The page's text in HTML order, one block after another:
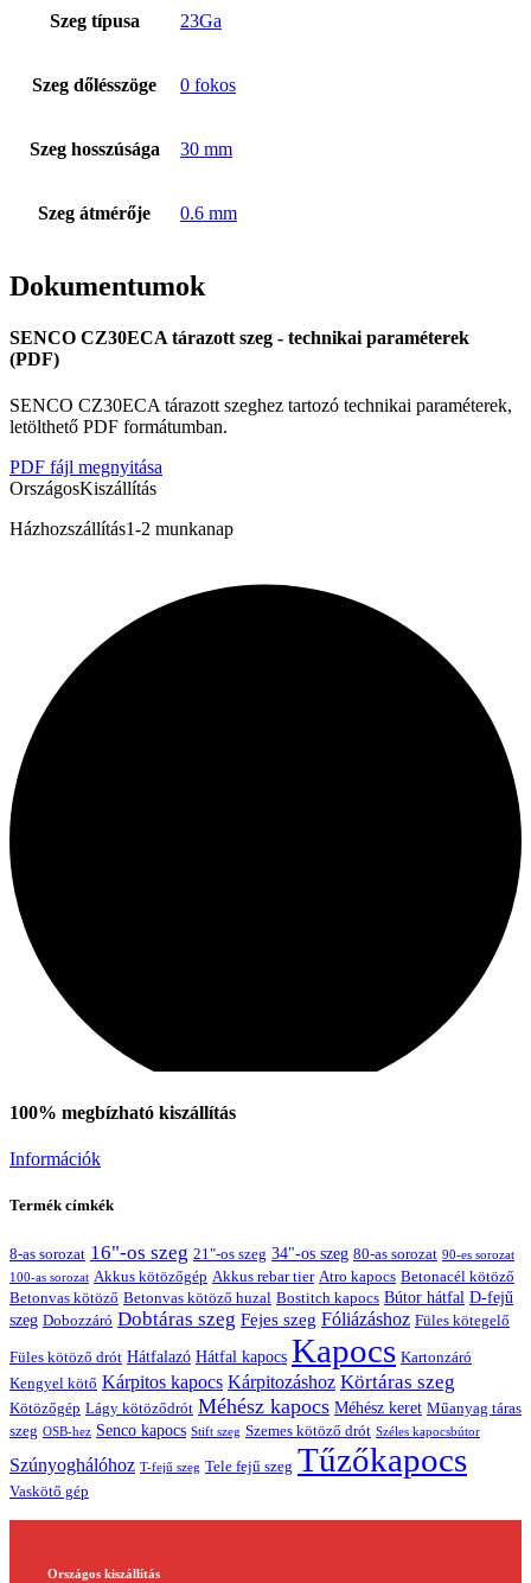
Rólunk
Szeg típusa 23Ga
Szeg dőlésszöge 0 fokos
Szeg hosszúsága 30 mm
Szeg átmérője 0.6 mm
Dokumentumok
SENCO CZ30ECA tárazott szeg - technikai paraméterek
(PDF)
SENCO CZ30ECA tárazott szeghez tartozó technikai paraméterek,
letölthető PDF formátumban.
PDF fájl megnyitása
OrszágosKiszállítás
Házhozszállítás1-2 munkanap
100% megbízható kiszállítás
Információk
Termék címkék
8-as sorozat 16"-os szeg 21"-os szeg 34"-os szeg 80-as sorozat 90-es sorozat
100-as sorozat Akkus kötözőgép Akkus rebar tier Atro kapocs Betonacél kötöző
Betonvas kötöző Betonvas kötöző huzal Bostitch kapocs Bútor hátfal D-fejű
szeg Dobozzáró Dobtáras szeg Fejes szeg Fóliázáshoz Füles kötegelő
Füles kötöző drót Hátfalazó Hátfal kapocs Kapocs Kartonzáró
Kengyel kötő Kárpitos kapocs Kárpitozáshoz Körtáras szeg
Kötözőgép Lágy kötöződrót Méhész kapocs Méhész keret Műanyag táras
szeg OSB-hez Senco kapocs Stift szeg Szemes kötöző drót Széles kapocsbútor
Szúnyoghálóhoz T-fejű szeg Tele fejű szeg Tűzőkapocs
Vaskötő gép
Országos kiszállítás